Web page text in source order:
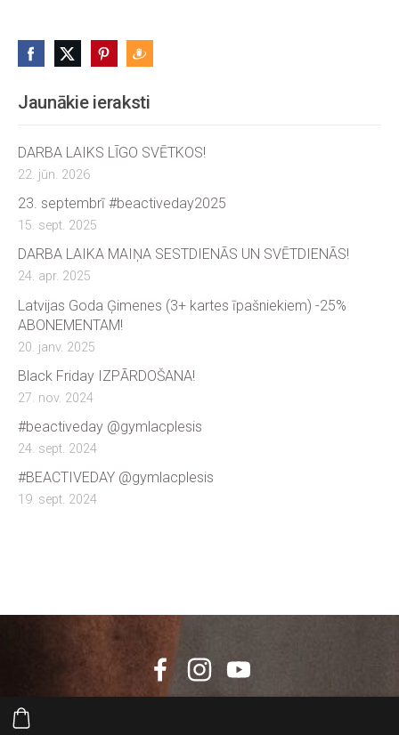
Jaunākie ieraksti
DARBA LAIKS LĪGO SVĒTKOS!
22. jūn. 2026
23. septembrī #beactiveday2025
15. sept. 2025
DARBA LAIKA MAIŅA SESTDIENĀS UN SVĒTDIENĀS!
24. apr. 2025
Latvijas Goda Ģimenes (3+ kartes īpašniekiem) -25%
ABONEMENTAM!
20. janv. 2025
Black Friday IZPĀRDOŠANA!
27. nov. 2024
#beactiveday @gymlacplesis
24. sept. 2024
#BEACTIVEDAY @gymlacplesis
19. sept. 2024